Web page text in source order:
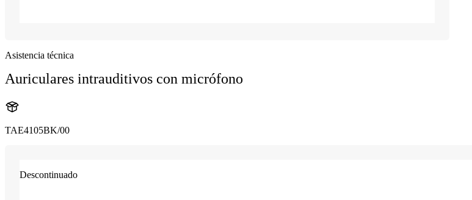
Asistencia técnica
Auriculares intrauditivos con micrófono
TAE4105BK/00
Descontinuado